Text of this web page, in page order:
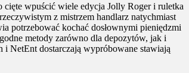
cięte wpuścić wiele edycja Jolly Roger i ruletka
z mistrzem handlarz natychmiast
potrzebować kochać dosłownymi pieniędzmi
metody zarówno dla depozytów, jak i
NetEnt dostarczają wypróbowane stawiają